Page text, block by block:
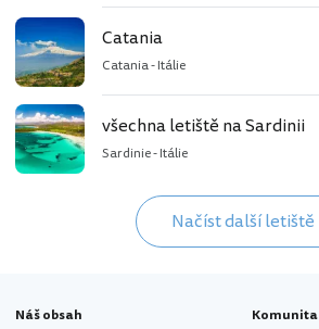
Catania
Catania - Itálie
všechna letiště na Sardinii
Sardinie - Itálie
Načíst další letiště
Náš obsah Komunita